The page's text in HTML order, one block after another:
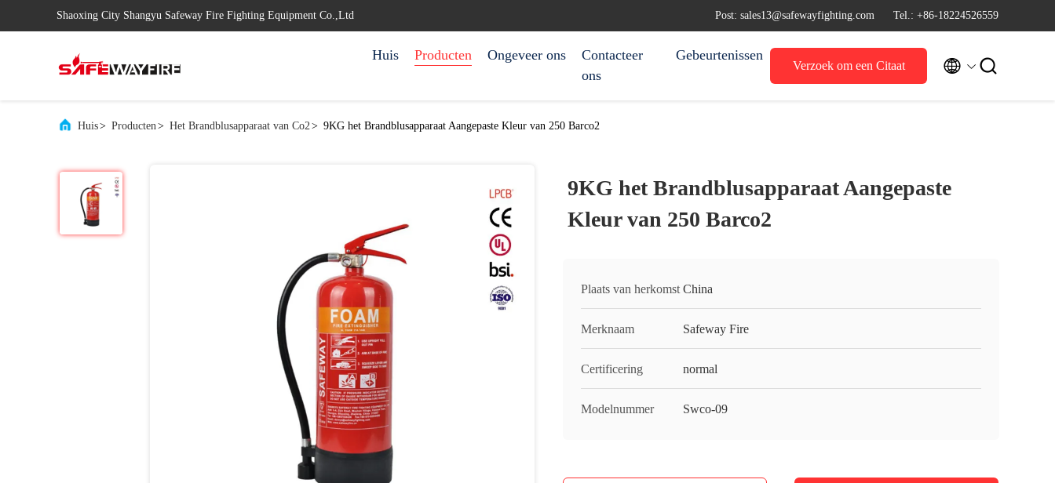
Shaoxing City Shangyu Safeway Fire Fighting Equipment Co.,Ltd Post: sales13@safewayfighting.com Tel.: +86-18224526559
Huis Producten Ongeveer ons
Contacteer
ons
Gebeurtenissen
Verzoek om een Citaat  
Huis> Producten> Het Brandblusapparaat van Co2> 9KG het Brandblusapparaat Aangepaste Kleur van 250 Barco2
9KG het Brandblusapparaat Aangepaste
Kleur van 250 Barco2
Plaats van herkomst China
Merknaam Safeway Fire
Certificering normal
Modelnummer Swco-09